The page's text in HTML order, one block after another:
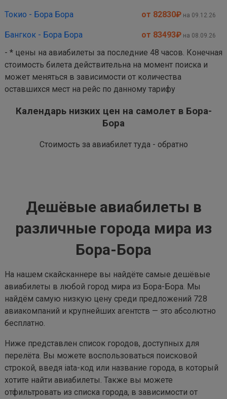
Токио - Бора Бора от 82830₽ на 09.12.26
Бангкок - Бора Бора от 83493₽ на 08.09.26
- * цены на авиабилеты за последние 48 часов. Конечная
стоимость билета действительна на момент поиска и
может меняться в зависимости от количества
оставшихся мест на рейс по данному тарифу
Календарь низких цен на самолет в Бора-
Бора
Стоимость за авиабилет туда - обратно
Дешёвые авиабилеты в
различные города мира из
Бора-Бора
На нашем скайсканнере вы найдёте самые дешёвые
авиабилеты в любой город мира из Бора-Бора. Мы
найдём самую низкую цену среди предложений 728
авиакомпаний и крупнейших агентств — это абсолютно
бесплатно.
Ниже представлен список городов, доступных для
перелёта. Вы можете воспользоваться поисковой
строкой, введя iata-код или название города, в который
хотите найти авиабилеты. Также вы можете
отфильтровать из списка города, в зависимости от